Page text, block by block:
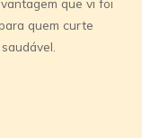
quem curte